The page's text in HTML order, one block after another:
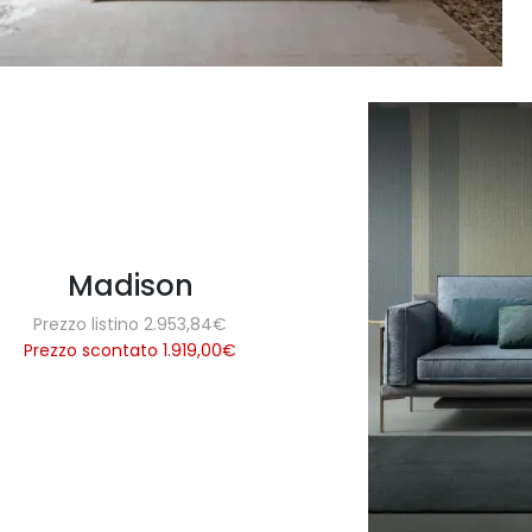
Madison
Prezzo listino 2.953,84€
Prezzo scontato 1.919,00€